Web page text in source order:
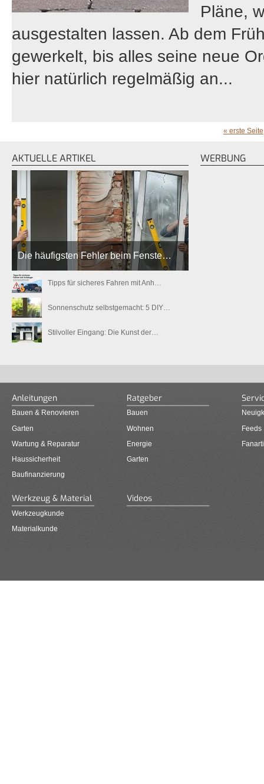
Pläne,
ausgestalten lassen. Ab dem
gewerkelt, bis alles seine neue
hier natürlich regelmäßig an...
« erste Seite
AKTUELLE ARTIKEL
Die häufigsten Fehler beim Fenste…
Tipps für sicheres Fahren mit Anh…
Sonnenschutz selbstgemacht: 5 DIY…
Stilvoller Eingang: Die Kunst der…
WERBUNG
Anleitungen
Bauen & Renovieren
Garten
Wartung & Reparatur
Haussicherheit
Baufinanzierung
Ratgeber
Bauen
Wohnen
Energie
Garten
Feeds
Werkzeug & Material
Werkzeugkunde
Materialkunde
Videos